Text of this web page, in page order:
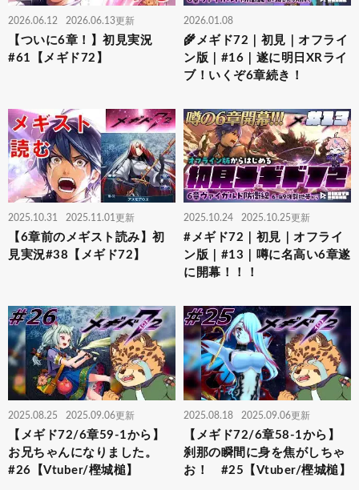
2026.06.12 2026.06.13更新
【ついに6章！】初見実況
#61【メギド72】
2026.01.08
🌾メギド72｜初見｜オフライ
ン版｜#16｜遂に明日XRライ
ブ！いくぞ6章続き！
2025.10.31 2025.11.01更新
【6章前のメギスト読み】初
見実況#38【メギド72】
2025.10.24 2025.10.25更新
#メギド72｜初見｜オフライ
ン版｜#13｜噂に名高い6章遂
に開幕！！！
2025.08.25 2025.09.06更新
【メギド72/6章59-1から】
お兄ちゃんになりました。
#26【Vtuber/樫城槌】
2025.08.18 2025.09.06更新
【メギド72/6章58-1から】
刹那の瞬間に身を焦がしちゃ
お！ #25【Vtuber/樫城槌】